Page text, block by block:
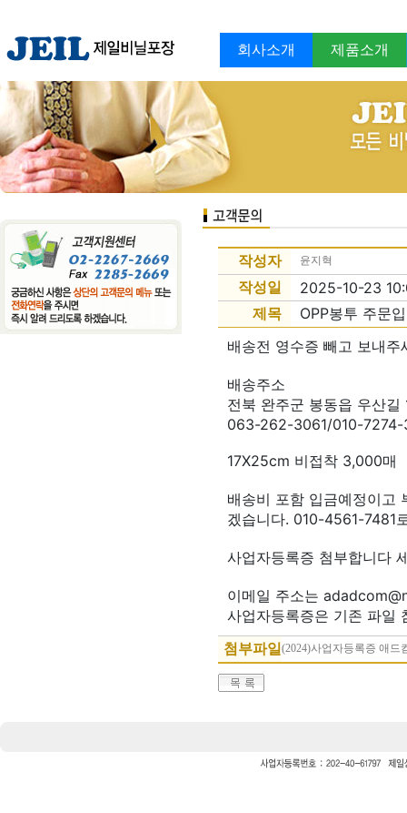
회사소개 제품소개
작성자 윤지혁
작성일
2025-10-23
제목
OPP봉투 주문
배송전 영수증 빼고 보내주
배송주소
전북 완주군 봉동읍 우산길
063-262-3061/010-7274-
17X25cm 비접착 3,000매
배송비 포함 입금예정이고
겠습니다. 010-4561-7481
사업자등록증 첨부합니다
이메일 주소는
사업자등록증은 기존 파일
첨부파일(2024)사업자등록증 애드